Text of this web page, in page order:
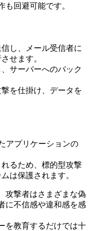
も回避可能です。
し、メール受信者に
せます。
サーバーへのバック
を仕掛け、データを
アプリケーションの
るため、標的型攻撃
は保護されます。
攻撃者はさまざまな偽
に不信感や違和感を感
を教育するだけでは十